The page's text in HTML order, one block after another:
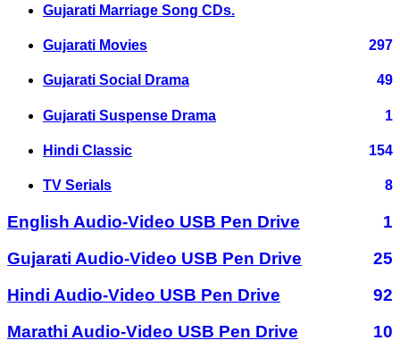
Gujarati Marriage Song CDs.
Gujarati Movies 297
Gujarati Social Drama 49
Gujarati Suspense Drama 1
Hindi Classic 154
TV Serials 8
English Audio-Video USB Pen Drive
1
Gujarati Audio-Video USB Pen Drive
25
Hindi Audio-Video USB Pen Drive
92
Marathi Audio-Video USB Pen Drive
10